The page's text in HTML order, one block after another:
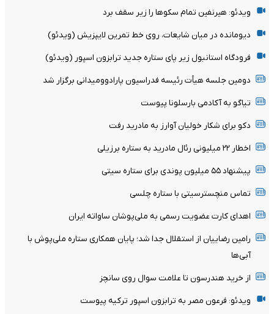
ویدئو: هیرنفین تمام سکوها را زیر سقف برد
دیومانده در میان شایعات، روی خط تمرین لایپزیش (ویدئو)
فرودگاه استانبول زیر پای ستاره جدید ترابزون اسپور (ویدئو)
دومین جلسه هیأت رئیسه فدراسیون پارادوومیدانی برگزار شد
تیاگو به آکادمی بارسلونا پیوست
دکو برای شکار خولیان آوارز به مادرید رفت
اخطار ۲۲ میلیونی رئال مادرید به ستاره برزیلی
پیشنهاد ۵۵ میلیون پوندی برای ستاره سیتی
تماس منچسترسیتی با ستاره چلسی
اهدای کارت عضویت رسمی به ملی‌پوشان ساواته ایران
رامین رضاییان از استقلال جدا شد؛ پایان همکاری ستاره ملی‌پوش با
آبی‌ها
از خرید هندرسون تا علامت سوال روی سانچز
ویدئو: فرعون مصر به ترابزون اسپور ترکیه پیوست